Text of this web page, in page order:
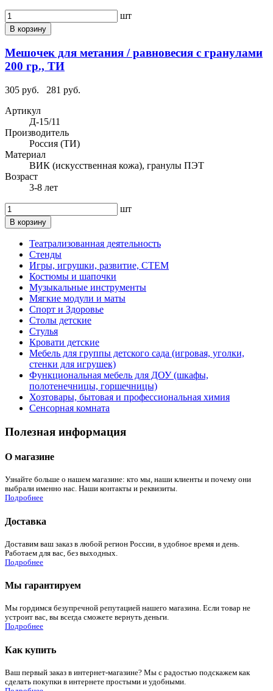
шт
В корзину
Мешочек для метания / равновесия с гранулами
200 гр., ТИ
305 руб.
281 руб.
Артикул
Д-15/11
Производитель
Россия (ТИ)
Материал
ВИК (искусственная кожа), гранулы ПЭТ
Возраст
3-8 лет
шт
В корзину
Театрализованная деятельность
Стенды
Игры, игрушки, развитие, СТЕМ
Костюмы и шапочки
Музыкальные инструменты
Мягкие модули и маты
Спорт и Здоровье
Столы детские
Стулья
Кровати детские
Мебель для группы детского сада (игровая, уголки,
стенки для игрушек)
Функциональная мебель для ДОУ (шкафы,
полотенечницы, горшечницы)
Хозтовары, бытовая и профессиональная химия
Сенсорная комната
Полезная информация
О магазине
Узнайте больше о нашем магазине: кто мы, наши клиенты и почему они
выбрали именно нас. Наши контакты и реквизиты.
Подробнее
Доставка
Доставим ваш заказ в любой регион России, в удобное время и день.
Работаем для вас, без выходных.
Подробнее
Мы гарантируем
Мы гордимся безупречной репутацией нашего магазина. Если товар не
устроит вас, вы всегда сможете вернуть деньги.
Подробнее
Как купить
Ваш первый заказ в интернет-магазине? Мы с радостью подскажем как
сделать покупки в интернете простыми и удобными.